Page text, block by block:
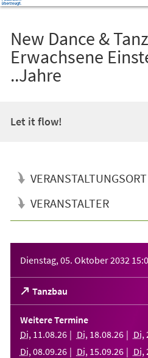
New Dance &
Erwachsene
..Jahre
Let it flow!
VERANSTALTUNGSORT
VERANSTALTER
Dienstag, 05. Oktober 2032
Tanzbau
(Öffnet
in
einem
neuen
Tab)
Weitere Termine
Di, 11 .08.26 Di, 18.08.26 Di,
Di, 08.09.26 Di, 15.09.26 Di,